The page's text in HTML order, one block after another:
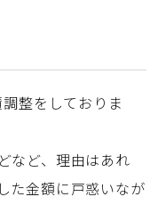
整をしておりま
など、理由はあれ
た金額に戸惑いなが